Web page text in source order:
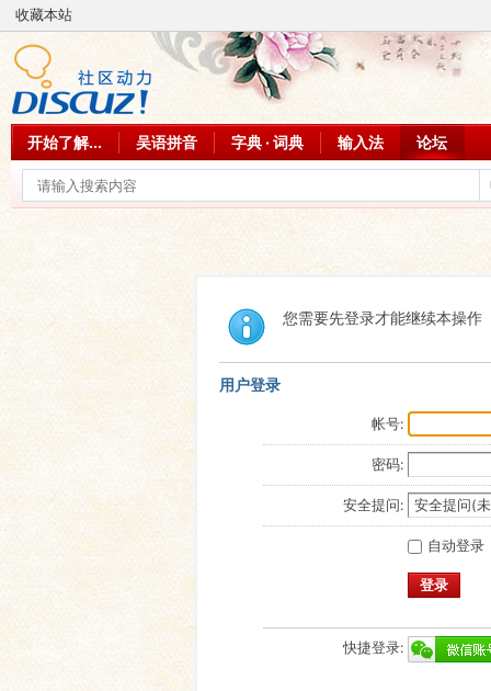
收藏本站
开始了解... 吴语拼音 字典 · 词典 输入法 论坛
您需要先登录才能继续本操作
用户登录
帐号:
密码:
安全提问:
自动登录
登录
快捷登录: